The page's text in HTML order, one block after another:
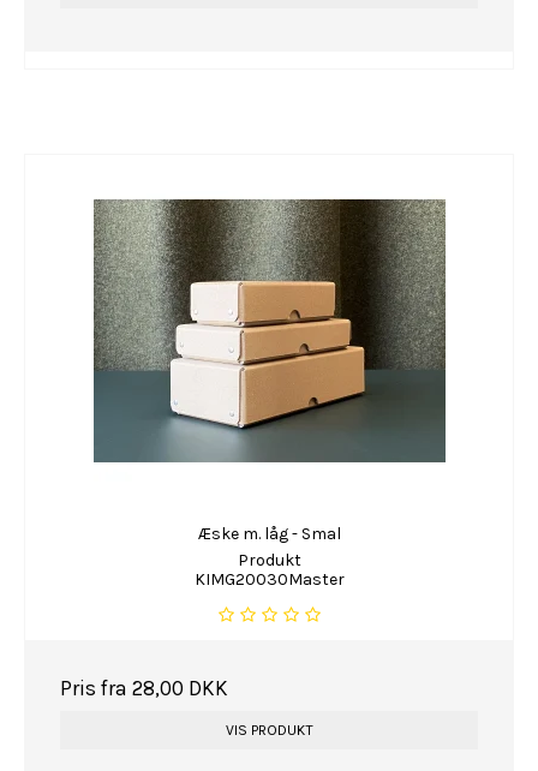
Æske m. låg - Smal
Produkt
KIMG20030Master
Pris fra 28,00 DKK
VIS PRODUKT